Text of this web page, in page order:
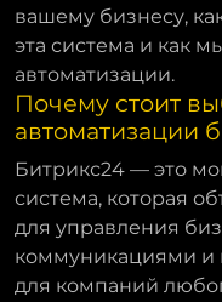
вашему бизнесу,
эта система и как
автоматизации.
Почему стоит
автоматизации
Битрикс24 — это
система, которая
для управления
коммуникациями и
для компаний